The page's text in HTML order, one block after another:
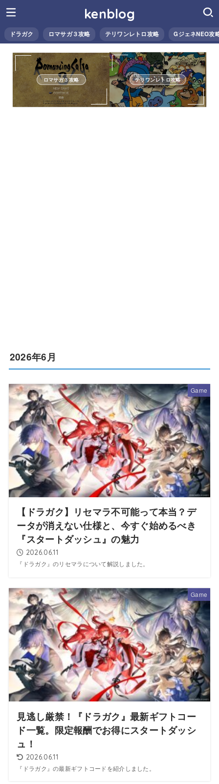
kenblog
ドラガク ロマサガ３攻略 テリワンレトロ攻略 GジェネNEO攻
ロマサガ３攻略 テリワンレトロ攻略
2026年6月
Game
【ドラガク】リセマラ不可能って本当？デ
ータが消えない仕様と、今すぐ始めるべき
『スタートダッシュ』の魅力
2026.06.11
『ドラガク』のリセマラについて解説しました。
Game
見逃し厳禁！『ドラガク』最新ギフトコー
ド一覧。限定報酬でお得にスタートダッシ
ュ！
2026.06.11
『ドラガク』の最新ギフトコードを紹介しました。